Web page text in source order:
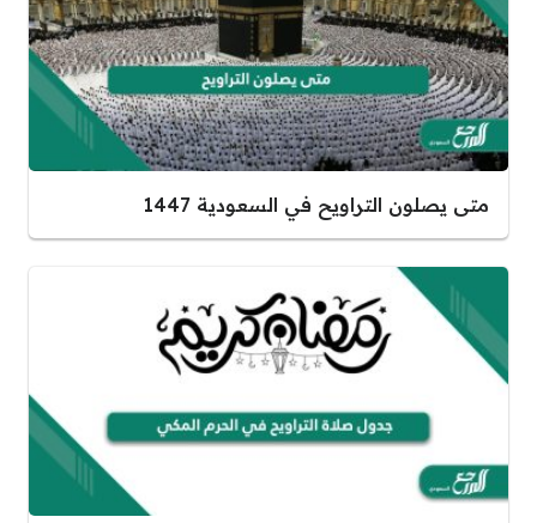
متى يصلون التراويح في السعودية 1447